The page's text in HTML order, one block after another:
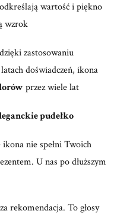
wartość i piękno
wzrok
zastosowaniu
doświadczeń, ikona
przez wiele lat
pudełko
nie spełni Twoich
U nas po dłuższym
rekomendacja. To głosy